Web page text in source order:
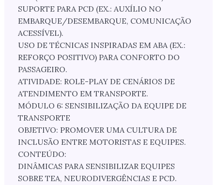
SUPORTE PARA PCD (EX.: AUXÍLIO NO
EMBARQUE/DESEMBARQUE, COMUNICAÇÃO
ACESSÍVEL).
USO DE TÉCNICAS INSPIRADAS EM ABA (EX.:
REFORÇO POSITIVO) PARA CONFORTO DO
PASSAGEIRO.
ATIVIDADE: ROLE-PLAY DE CENÁRIOS DE
ATENDIMENTO EM TRANSPORTE.
MÓDULO 6: SENSIBILIZAÇÃO DA EQUIPE DE
TRANSPORTE
OBJETIVO: PROMOVER UMA CULTURA DE
INCLUSÃO ENTRE MOTORISTAS E EQUIPES.
CONTEÚDO:
DINÂMICAS PARA SENSIBILIZAR EQUIPES
SOBRE TEA, NEURODIVERGÊNCIAS E PCD.